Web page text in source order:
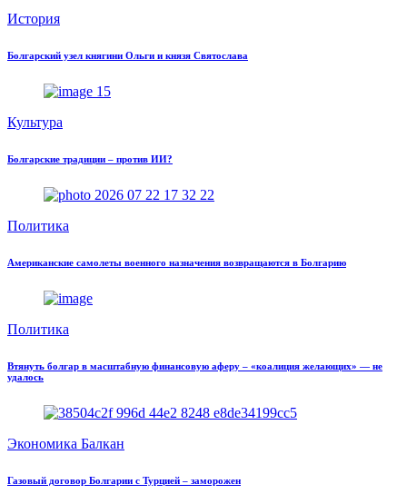
История
Болгарский узел княгини Ольги и князя Святослава
Культура
Болгарские традиции – против ИИ?
Политика
Американские самолеты военного назначения возвращаются в Болгарию
Политика
Втянуть болгар в масштабную финансовую аферу – «коалиция желающих» — не
удалось
Экономика Балкан
Газовый договор Болгарии с Турцией – заморожен